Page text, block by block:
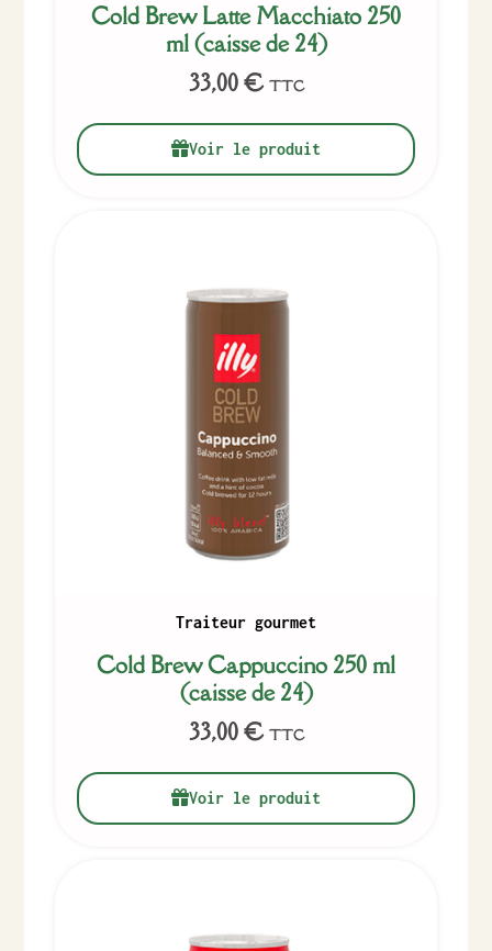
Cold Brew Latte Macchiato 250
ml (caisse de 24)
33,00€ TTC
Voir le produit
Traiteur gourmet
Cold Brew Cappuccino 250 ml
(caisse de 24)
33,00€ TTC
Voir le produit